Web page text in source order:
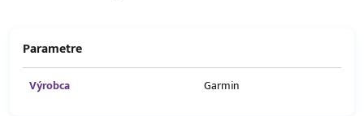
Parametre
Výrobca Garmin